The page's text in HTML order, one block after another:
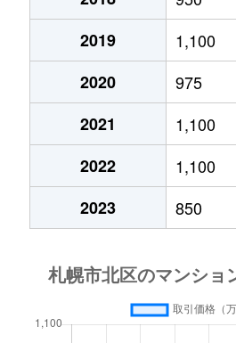
あいの里２条
100万円
あいの里２条
200万円
あいの里２条
850万円
あいの里２条
550万円
あいの里２条
600万円
あいの里２条
あいの里３条
1,300万円
2019
1,100
2020
975
2021
1,100
2022
1,100
2023
850